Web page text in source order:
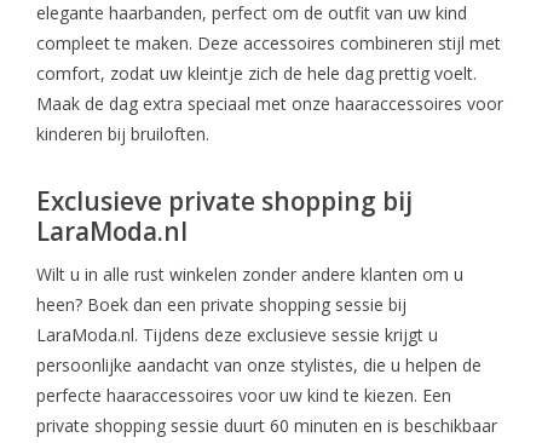
elegante haarbanden, perfect om de outfit van uw kind
compleet te maken. Deze accessoires combineren stijl met
comfort, zodat uw kleintje zich de hele dag prettig voelt.
Maak de dag extra speciaal met onze haaraccessoires voor
kinderen bij bruiloften.
Exclusieve private shopping bij
LaraModa.nl
Wilt u in alle rust winkelen zonder andere klanten om u
heen? Boek dan een private shopping sessie bij
LaraModa.nl. Tijdens deze exclusieve sessie krijgt u
persoonlijke aandacht van onze stylistes, die u helpen de
perfecte haaraccessoires voor uw kind te kiezen. Een
private shopping sessie duurt 60 minuten en is beschikbaar